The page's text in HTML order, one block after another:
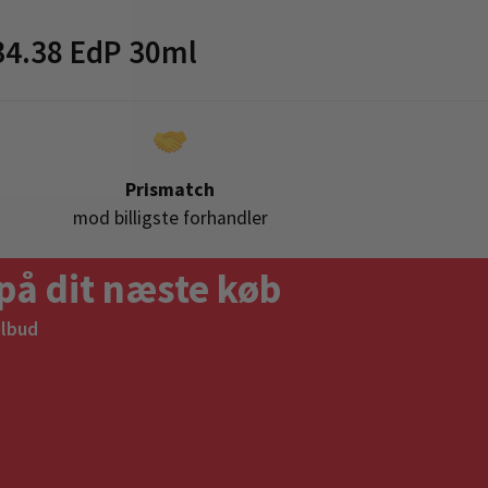
EdP 30ml
Prismatch
mod billigste forhandler
dit næste køb